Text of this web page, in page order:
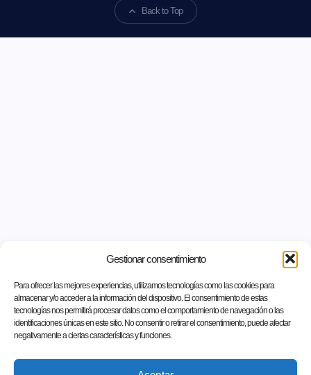
Gestionar consentimiento
Para ofrecer las mejores experiencias, utilizamos tecnologías como las cookies para
almacenar y/o acceder a la información del dispositivo. El consentimiento de estas
tecnologías nos permitirá procesar datos como el comportamiento de navegación o las
identificaciones únicas en este sitio. No consentir o retirar el consentimiento, puede afectar
negativamente a ciertas características y funciones.
Back to Top